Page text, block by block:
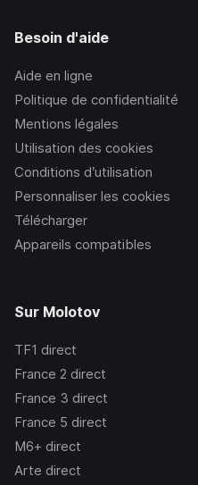
Besoin d'aide
Aide en ligne
Politique de confidentialité
Mentions légales
Utilisation des cookies
Conditions d’utilisation
Personnaliser les cookies
Télécharger
Appareils compatibles
Sur Molotov
TF1 direct
France 2 direct
France 3 direct
France 5 direct
M6+ direct
Arte direct